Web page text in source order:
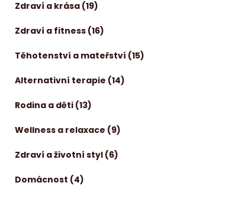
Zdraví a krása (19)
Zdraví a fitness (16)
Těhotenství a mateřství (15)
Alternativní terapie (14)
Rodina a děti (13)
Wellness a relaxace (9)
Zdraví a životní styl (6)
Domácnost (4)